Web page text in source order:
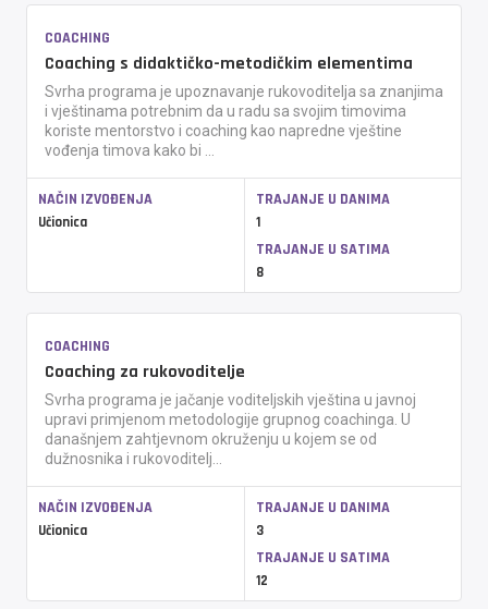
COACHING
Coaching s didaktičko-metodičkim elementima
Svrha programa je upoznavanje rukovoditelja sa znanjima
i vještinama potrebnim da u radu sa svojim timovima
koriste mentorstvo i coaching kao napredne vještine
vođenja timova kako bi ...
NAČIN IZVOĐENJA
Učionica
TRAJANJE U DANIMA
1
TRAJANJE U SATIMA
8
COACHING
Coaching za rukovoditelje
Svrha programa je jačanje voditeljskih vještina u javnoj
upravi primjenom metodologije grupnog coachinga. U
današnjem zahtjevnom okruženju u kojem se od
dužnosnika i rukovoditelj...
NAČIN IZVOĐENJA
Učionica
TRAJANJE U DANIMA
3
TRAJANJE U SATIMA
12